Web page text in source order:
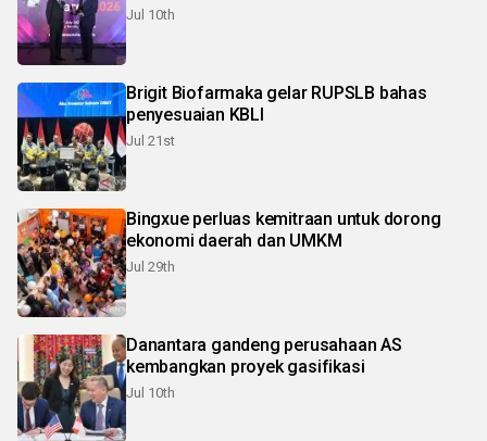
Jul 10th
Brigit Biofarmaka gelar RUPSLB bahas
penyesuaian KBLI
Jul 21st
Bingxue perluas kemitraan untuk dorong
ekonomi daerah dan UMKM
Jul 29th
Danantara gandeng perusahaan AS
kembangkan proyek gasifikasi
Jul 10th